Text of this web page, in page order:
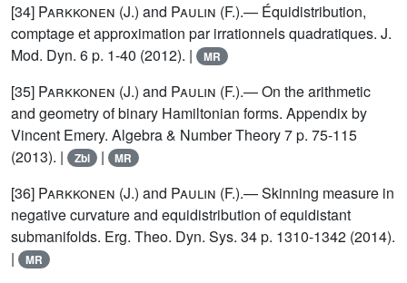
[34] Parkkonen (J.) and Paulin (F.).— Équidistribution,
comptage et approximation par irrationnels quadratiques. J.
Mod. Dyn. 6 p. 1-40 (2012). |
MR
[35] Parkkonen (J.) and Paulin (F.).— On the arithmetic
and geometry of binary Hamiltonian forms. Appendix by
Vincent Emery. Algebra & Number Theory 7 p. 75-115
(2013). |
Zbl | MR
[36] Parkkonen (J.) and Paulin (F.).— Skinning measure in
negative curvature and equidistribution of equidistant
submanifolds. Erg. Theo. Dyn. Sys. 34 p. 1310-1342 (2014).
|
MR